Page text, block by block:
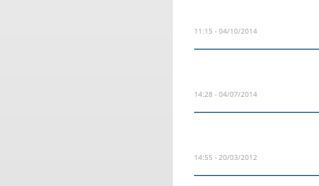
04/10/2014 - 11:15
04/07/2014 - 14:28
20/03/2012 - 14:55